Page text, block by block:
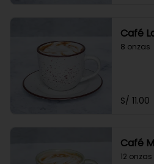
Café
8 onzas
S/ 11.00
Café
12 onzas